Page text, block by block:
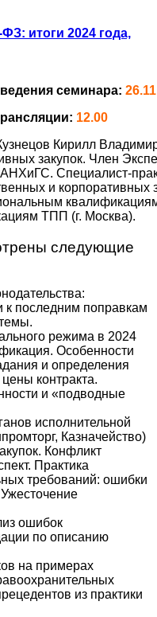
итоги 2024 года,
семинара:
12.00
Кирилл
закупок. Член
Специалист-
и корпоративных
ТПП (г. Москва).
следующие
к последним поправкам
режима в 2024
Особенности
и определения
контракта.
и «подводные
исполнительной
Казначейство)
Конфликт
Практика
требований: ошибки
ошибок
по описанию
на примерах
из практики